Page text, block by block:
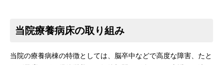
当院療養病床の取り組み
当院の療養病棟の特徴としては、脳卒中などで高度な障害、たと